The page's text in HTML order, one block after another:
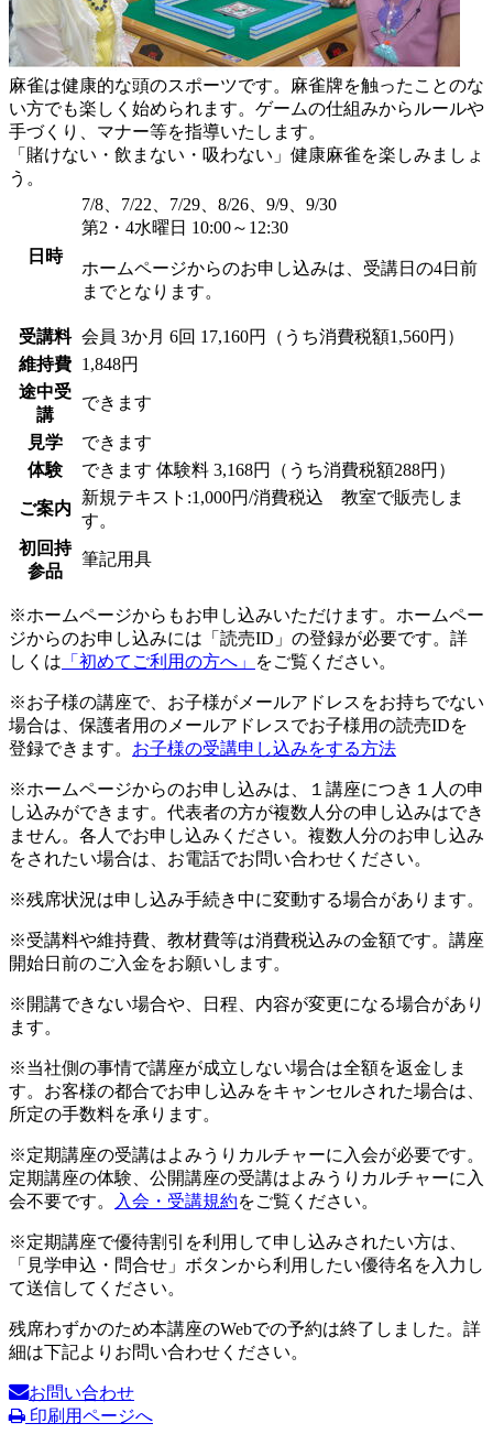
麻雀は健康的な頭のスポーツです。麻雀牌を触ったことのな
い方でも楽しく始められます。ゲームの仕組みからルールや
手づくり、マナー等を指導いたします。
「賭けない・飲まない・吸わない」健康麻雀を楽しみましょ
う。
日時
7/8、7/22、7/29、8/26、9/9、9/30
第2・4水曜日 10:00～12:30
ホームページからのお申し込みは、受講日の4日前
までとなります。
受講料 会員 3か月 6回 17,160円（うち消費税額1,560円）
維持費
1,848円
途中受
講
できます
見学
できます
体験
できます 体験料 3,168円（うち消費税額288円）
ご案内
新規テキスト:1,000円/消費税込 教室で販売しま
す。
初回持
参品
筆記用具
※ホームページからもお申し込みいただけます。ホームペー
ジからのお申し込みには「読売ID」の登録が必要です。詳
しくは 「初めてご利用の方へ」 をご覧ください。
※お子様の講座で、お子様がメールアドレスをお持ちでない
場合は、保護者用のメールアドレスでお子様用の読売IDを
登録できます。 お子様の受講申し込みをする方法
※ホームページからのお申し込みは、１講座につき１人の申
し込みができます。代表者の方が複数人分の申し込みはでき
ません。各人でお申し込みください。複数人分のお申し込み
をされたい場合は、お電話でお問い合わせください。
※残席状況は申し込み手続き中に変動する場合があります。
※受講料や維持費、教材費等は消費税込みの金額です。講座
開始日前のご入金をお願いします。
※開講できない場合や、日程、内容が変更になる場合があり
ます。
※当社側の事情で講座が成立しない場合は全額を返金しま
す。お客様の都合でお申し込みをキャンセルされた場合は、
所定の手数料を承ります。
※定期講座の受講はよみうりカルチャーに入会が必要です。
定期講座の体験、公開講座の受講はよみうりカルチャーに入
会不要です。
入会・受講規約をご覧ください。
※定期講座で優待割引を利用して申し込みされたい方は、
「見学申込・問合せ」ボタンから利用したい優待名を入力し
て送信してください。
残席わずかのため本講座のWebでの予約は終了しました。詳
細は下記よりお問い合わせください。
お問い合わせ
印刷用ページへ